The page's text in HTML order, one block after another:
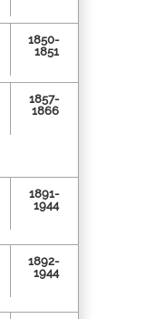
1850-
1851
1857-
1866
1891-
1944
1892-
1944